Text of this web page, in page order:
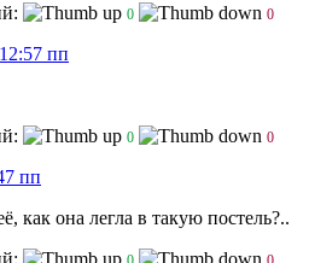
0 0
пп
0 0
пп
как она легла в такую постель?..